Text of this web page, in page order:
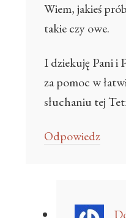
Wiem, jakieś
takie czy owe.
I dziekuję Pani i
za pomoc w
słuchaniu tej
Odpowiedz